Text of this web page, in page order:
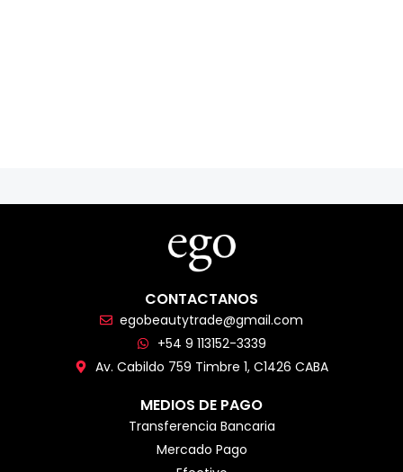
CONTACTANOS
egobeautytrade@gmail.com
+54 9 113152-3339
Av. Cabildo 759 Timbre 1, C1426 CABA
MEDIOS DE PAGO
Transferencia Bancaria
Mercado Pago